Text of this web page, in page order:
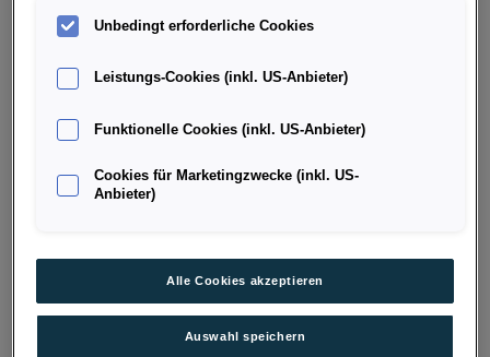
Unbedingt erforderliche Cookies
Leistungs-Cookies (inkl. US-Anbieter)
Funktionelle Cookies (inkl. US-Anbieter)
Cookies für Marketingzwecke (inkl. US-
Anbieter)
Alle Cookies akzeptieren
Auswahl speichern